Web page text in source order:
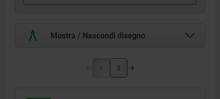
Mostra / Nascondi disegno
1 2